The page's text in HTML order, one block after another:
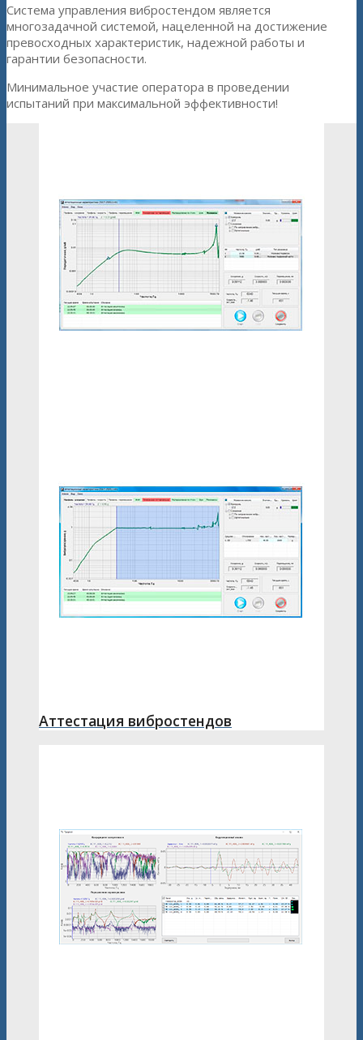
Система управления вибростендом является
многозадачной системой, нацеленной на достижение
превосходных характеристик, надежной работы и
гарантии безопасности.
Минимальное участие оператора в проведении
испытаний при максимальной эффективности!
Аттестация вибростендов